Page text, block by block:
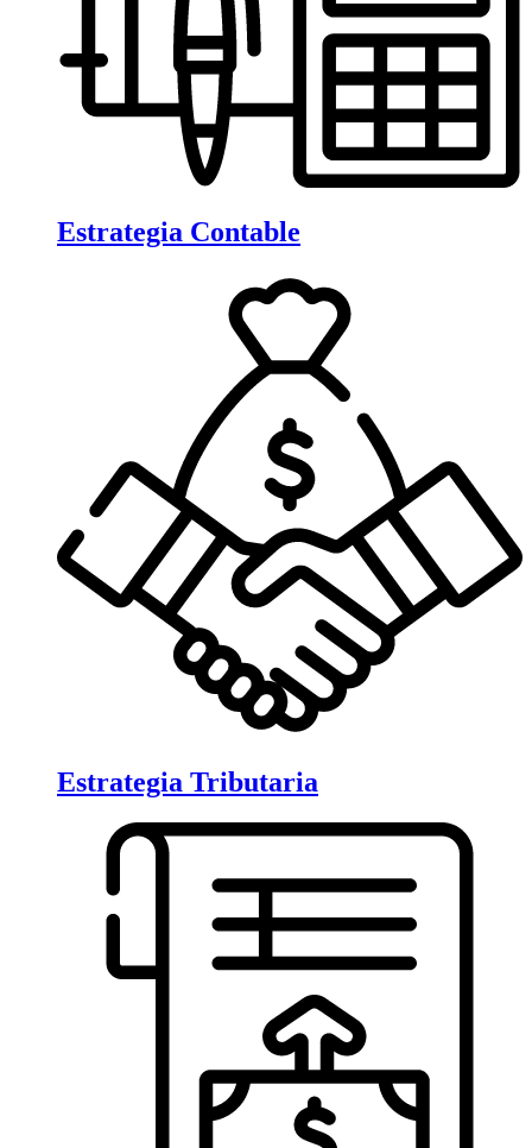
Estrategia Contable
Estrategia Tributaria